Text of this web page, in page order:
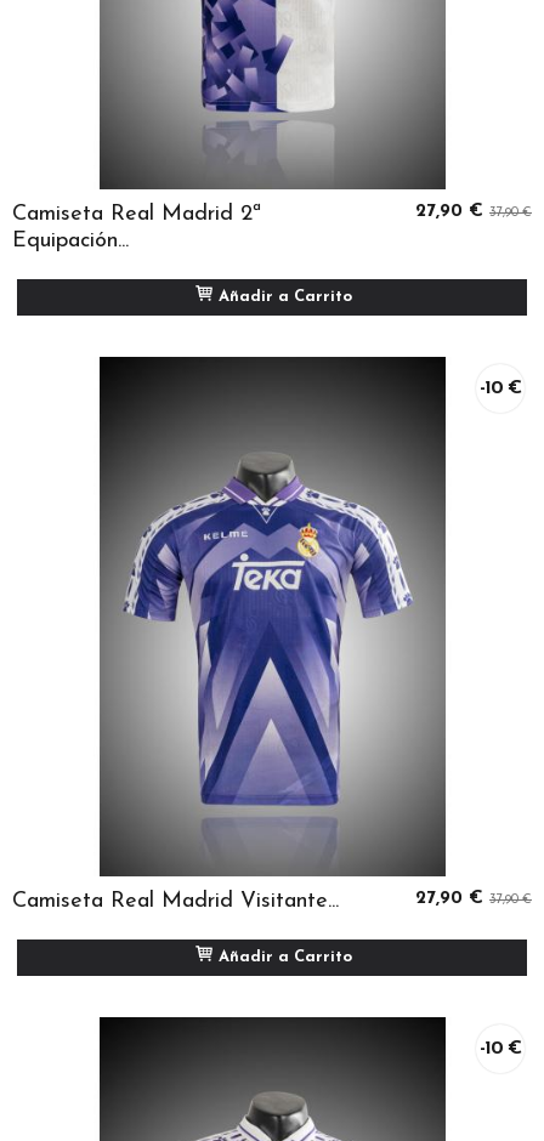
Camiseta Real Madrid 2ª
Equipación...
27,90 € 37,90 €
Añadir a Carrito
-10 €
Camiseta Real Madrid Visitante... 27,90 € 37,90 €
Añadir a Carrito
-10 €